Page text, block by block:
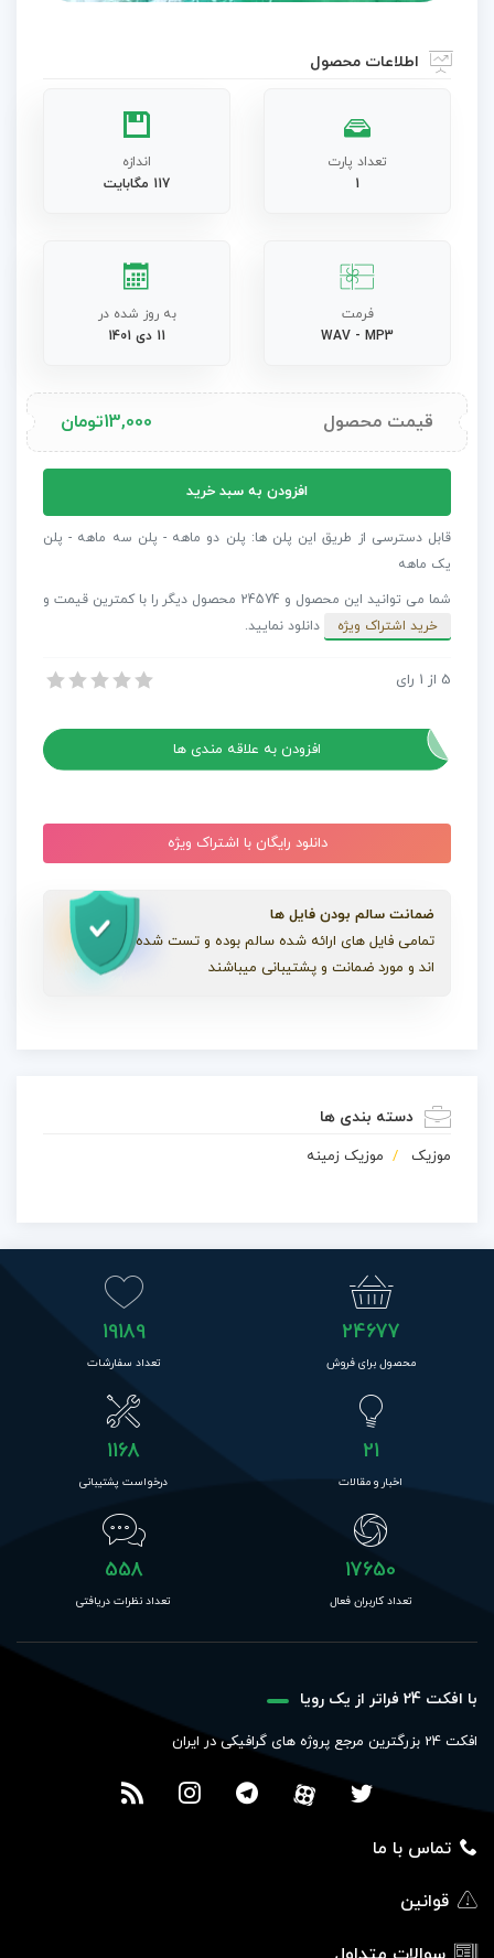
اطلاعات محصول
تعداد پارت
1
اندازه
117 مگابایت
فرمت
WAV - MP3
به روز شده در
11 دی 1401
قیمت محصول 13,000تومان
کلام
پیانو
An
Piano
افزودن به سبد خرید
قابل دسترسی از طریق این پلن ها: پلن دو ماهه - پلن سه ماهه - پلن
یک ماهه
شما می توانید این محصول و 24574 محصول دیگر را با کمترین قیمت و
خرید اشتراک ویژه
دانلود نمایید.
آهنگ بی کلام پیانو مخصوص تیزر An Elegant Piano
5 از 1 رای
افزودن به علاقه مندی ها
دانلود رایگان با اشتراک ویژه
ضمانت سالم بودن فایل ها
تمامی فایل های ارائه شده سالم بوده و تست شده
اند و مورد ضمانت و پشتیبانی میباشند
دسته بندی ها
موزیک موزیک زمینه
24677
محصول برای فروش
19189
تعداد سفارشات
21
اخبار و مقالات
1168
درخواست پشتیبانی
17650
تعداد کاربران فعال
558
تعداد نظرات دریافتی
با افکت 24 فراتر از یک رویا
افکت 24 بزرگترین مرجع پروژه های گرافیکی در ایران
تماس با ما
قوانین